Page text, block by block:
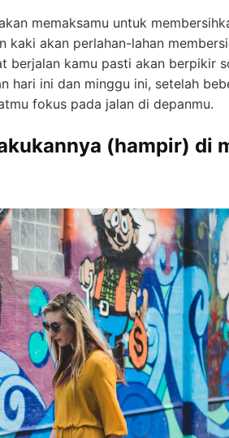
memaksamu untuk
kaki akan perlahan-lahan
berjalan kamu pasti akan berpikir
hari ini dan minggu ini, setelah
fokus pada jalan di depanmu.
(hampir) di